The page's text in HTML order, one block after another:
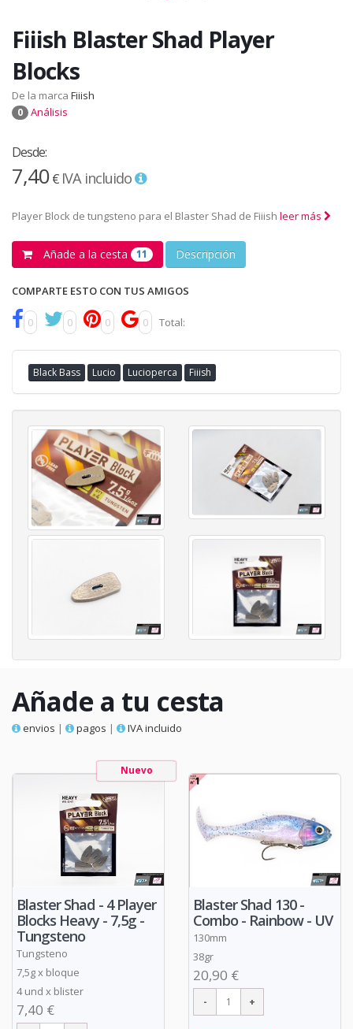
Fiiish Blaster Shad Player
Blocks
De la marca Fiiish
0 Análisis
Desde:
7,40€ IVA incluido
Player Block de tungsteno para el Blaster Shad de Fiiish leer más
Añade a la cesta 11 Descripción
COMPARTE ESTO CON TUS AMIGOS
0 0 0 0 Total:
Black Bass Lucio Lucioperca Fiiish
Añade a tu cesta
envios | pagos | IVA incluido
Nuevo
Blaster Shad - 4 Player
Blocks Heavy - 7,5g -
Tungsteno
Tungsteno
7,5g x bloque
4 und x blister
7,40 €
Blaster Shad 130 -
Combo - Rainbow - UV
130mm
38gr
20,90 €